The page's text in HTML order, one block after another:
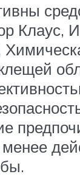
Клаус,
менее